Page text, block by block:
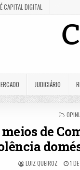
CAPITAL DIGITAL
JUDICIÁRIO
meios de
LUIZ QUEIROZ 1